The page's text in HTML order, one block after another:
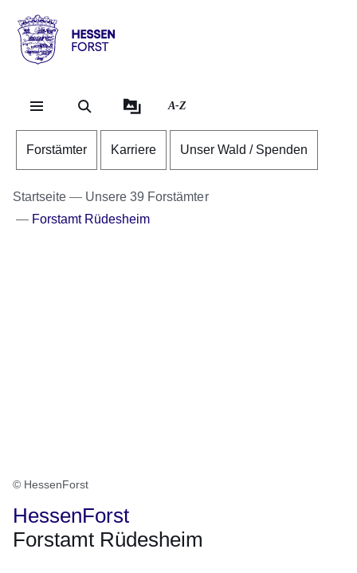
Hessen
Forst
A-Z
Forstämter Karriere Unser Wald / Spenden
Startseite
Unsere 39 Forstämter
Forstamt Rüdesheim
© HessenForst
HessenForst
Forstamt Rüdesheim